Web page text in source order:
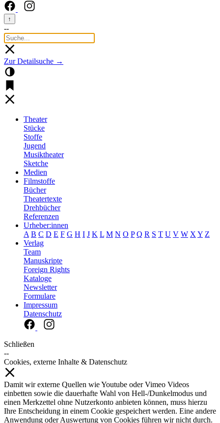
↑
--
Zur Detailsuche →
Theater
Stücke
Stoffe
Jugend
Musiktheater
Sketche
Medien
Filmstoffe
Bücher
Theatertexte
Drehbücher
Referenzen
Urheber:innen
A B C D E F G H I J K L M N O P Q R S T U V W X Y Z
Verlag
Team
Manuskripte
Foreign Rights
Kataloge
Newsletter
Formulare
Impressum
Datenschutz
Schließen
--
Cookies, externe Inhalte & Datenschutz
Damit wir externe Quellen wie Youtube oder Vimeo Videos
einbetten sowie die dauerhafte Wahl von Hell-/Dunkelmodus und
einen Merkzettel ohne Nutzerkonto anbieten können, muss hierzu
Ihre Entscheidung in einem Cookie gespeichert werden. Eine andere
Anwendung oder Auswertung von Cookies führen wir nicht durch.